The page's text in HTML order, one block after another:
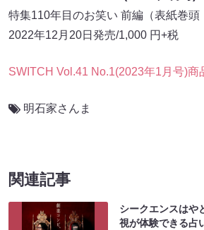
特集110年目のお笑い 前編（表紙巻頭
2022年12月20日発売/1,000 円+税
SWITCH Vol.41 No.1(2023年1月号)商
明石家さんま
関連記事
シークエンスはや
視が体験できる占